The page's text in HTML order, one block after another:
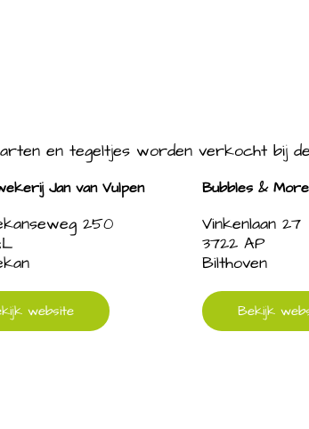
en tegeltjes worden verkocht bij
Jan van Vulpen
250
website
Bubbles & More
Vinkenlaan 27
3722 AP
Bilthoven
Bekijk